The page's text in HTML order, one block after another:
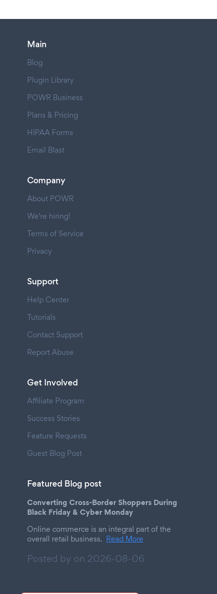
Main
Blog
Plugin Library
POWR Business
Plans & Pricing
HIPAA Forms
Email Blast
Company
About POWR
We're hiring!
Terms of Service
Privacy
Support
Help Center
Tutorials
Contact Support
Report Abuse
Get Involved
Affiliate Program
Success Stories
Feature Requests
Guest Blog Post
Featured Blog post
Converting Cross-Border Shoppers During
Black Friday & Cyber Monday
Online commerce is an integral part of the
overall retail business. Read More
Posted by on 2026-08-06